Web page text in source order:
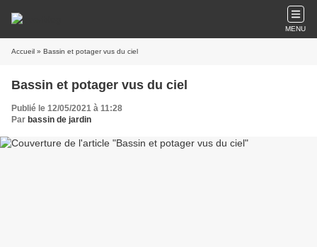
MENU
Accueil » Bassin et potager vus du ciel
Bassin et potager vus du ciel
Publié le 12/05/2021 à 11:28
Par bassin de jardin